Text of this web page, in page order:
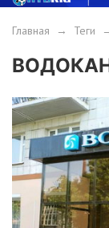
Главная → Теги